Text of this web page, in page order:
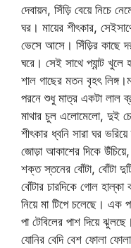
দেবায়ন, সিঁড়ি বেয়ে নিচে
ঘর। মায়ের শীৎকার,
ভেসে আসে। সিঁড়ির কাছে
ঘরে। সেই সাথে প্যান্ট খুলে
শাল গাছের মতন বৃহৎ
পরনে শুধু মাত্র একটা লাল
মাথার চুল এলোমেলো, দুই
শীৎকার ধ্বনি সারা ঘর
জোড়া আকাশের দিকে
শক্ত স্তনের বোঁটা, বোঁটা
বোঁটার চারদিকে গোল
নিয়ে মা টিপে চলেছে। এক
পা টেবিলের পাশ দিয়ে
যোনির বেদি বেশ ফোলা